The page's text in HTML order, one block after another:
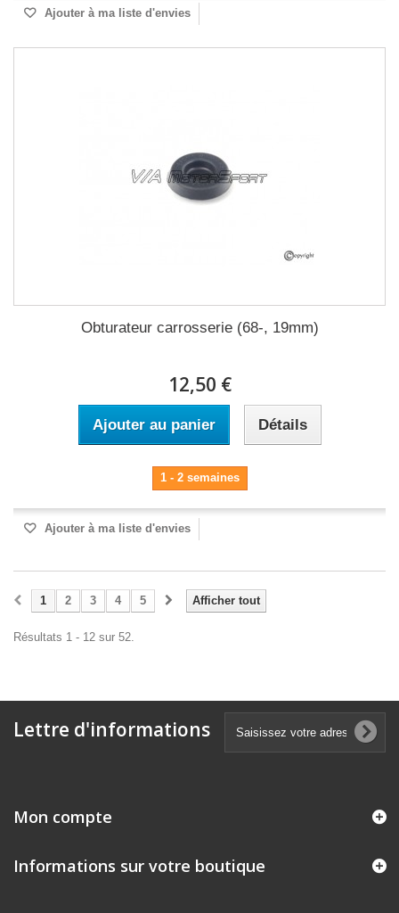
Ajouter à ma liste d'envies
Obturateur carrosserie (68-, 19mm)
12,50 €
Ajouter au panier Détails
1 - 2 semaines
Ajouter à ma liste d'envies
Afficher tout
1 2 3 4 5
Résultats 1 - 12 sur 52.
Lettre d'informations
Mon compte
Informations sur votre boutique